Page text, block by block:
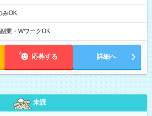
通 08：00～12：00 17：00～21：00 ＊8/31
シフトもあります！ 12：00～16：00 ＊9/6～
みOK
業・WワークOK
応募する 詳細へ
未読